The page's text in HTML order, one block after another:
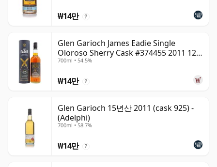
₩14만 ?
Glen Garioch James Eadie Single
Oloroso Sherry Cask #374455 2011 12
년산
700ml • 54.5%
₩14만 ?
Glen Garioch 15년산 2011 (cask 925) -
(Adelphi)
700ml • 58.7%
₩14만 ?